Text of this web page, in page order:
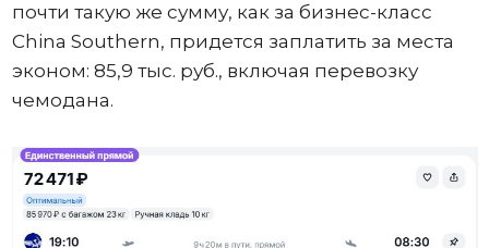
почти такую же сумму, как за бизнес-класс
China Southern, придется заплатить за места
эконом: 85,9 тыс. руб., включая перевозку
чемодана.